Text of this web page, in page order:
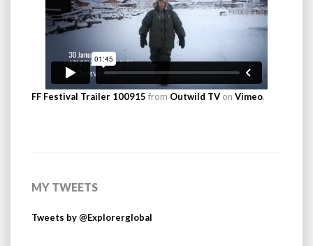
FF Festival Trailer 100915 from Outwild TV on Vimeo.
MY TWEETS
Tweets by @Explorerglobal